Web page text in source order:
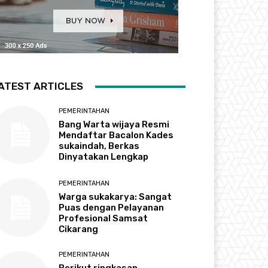
ARTICLES
PEMERINTAHAN
Bang Warta wijaya Resmi
Mendaftar Bacalon Kades
sukaindah, Berkas
Dinyatakan Lengkap
PEMERINTAHAN
Warga sukakarya: Sangat
Puas dengan Pelayanan
Profesional Samsat
Cikarang
PEMERINTAHAN